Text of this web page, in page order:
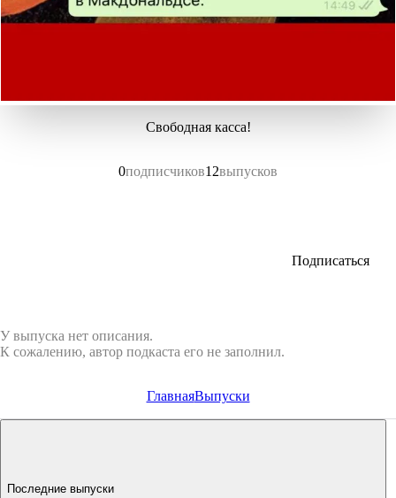
Свободная касса!
0подписчиков12выпусков
Подписаться
У выпуска нет описания.
К сожалению, автор подкаста его не заполнил.
ГлавнаяВыпуски
Последние выпуски